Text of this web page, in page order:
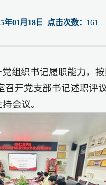
年01月18日 点击次数： 161
组织书记履职能力，按
开党支部书记述职评
会议。